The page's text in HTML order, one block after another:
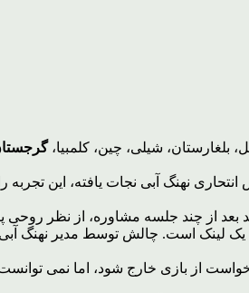
شیلی، چین، کلمبیا،
نهنگ آبی نجات یافته، این تجربه
بعد از چند جلسه مشاوره، از نظر روحی
یک لینک است. چالش توسط مدیر نهنگ
از بازی خارج شود، اما نمی توانست.